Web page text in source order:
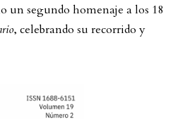
un segundo homenaje a los 18
, celebrando su recorrido y